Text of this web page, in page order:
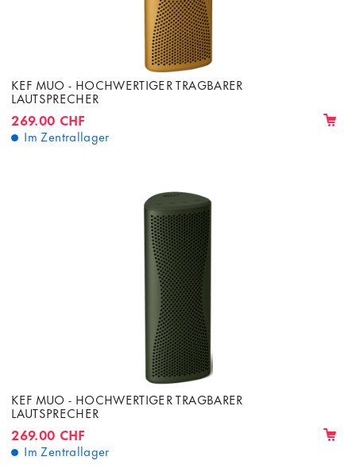
KEF MUO - HOCHWERTIGER TRAGBARER
LAUTSPRECHER
269.00 CHF
Im Zentrallager
KEF MUO - HOCHWERTIGER TRAGBARER
LAUTSPRECHER
269.00 CHF
Im Zentrallager